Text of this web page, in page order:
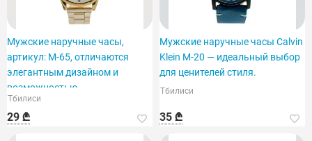
Мужские наручные часы,
артикул: M-65, отличаются
элегантным дизайном и
возможностью
персонализации.
Тбилиси
29 ₾
Мужские наручные часы Calvin
Klein M-20 — идеальный выбор
для ценителей стиля.
Тбилиси
35 ₾